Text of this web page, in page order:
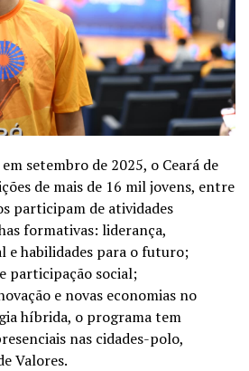
setembro de 2025, o Ceará de
de mais de 16 mil jovens, entre
participam de atividades
formativas: liderança,
e habilidades para o futuro;
participação social;
e novas economias no
híbrida, o programa tem
nas cidades-polo,
Valores.